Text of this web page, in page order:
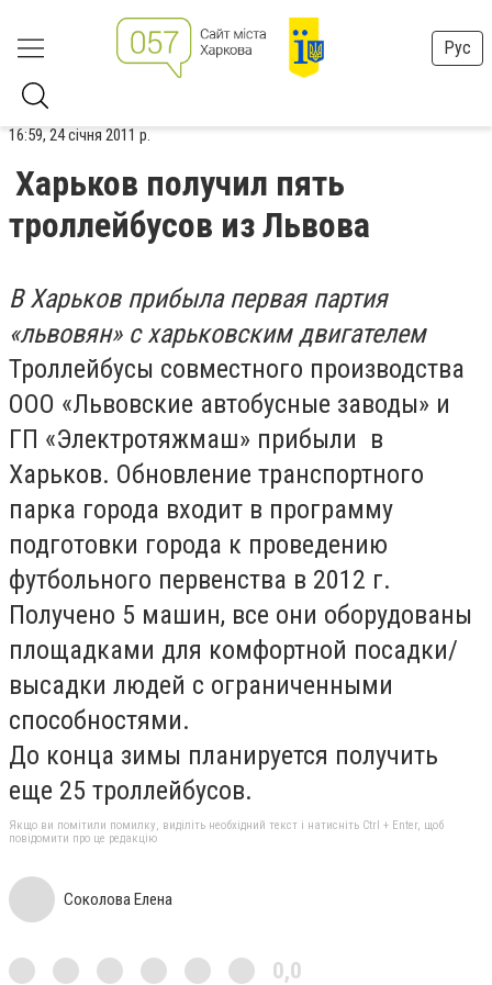
Рус
16:59, 24 січня 2011 р.
Харьков получил пять
троллейбусов из Львова
В Харьков прибыла первая партия
«львовян» с харьковским двигателем
Троллейбусы совместного производства
ООО «Львовские автобусные заводы» и
ГП «Электротяжмаш» прибыли в
Харьков. Обновление транспортного
парка города входит в программу
подготовки города к проведению
футбольного первенства в 2012 г.
Получено 5 машин, все они оборудованы
площадками для комфортной посадки/
высадки людей с ограниченными
способностями.
До конца зимы планируется получить
еще 25 троллейбусов.
Якщо ви помітили помилку, виділіть необхідний текст і натисніть Ctrl + Enter, щоб
повідомити про це редакцію
Соколова Елена
0,0